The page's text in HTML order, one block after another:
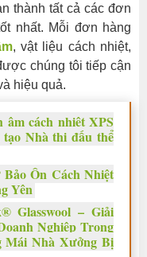
thành tất cả các đơn
nhất. Mỗi đơn hàng
, vật liệu cách nhiệt,
chúng tôi tiếp cận
hiệu quả.
âm cách nhiệt XPS
Nhà thi đấu thể
Ôn Cách Nhiệt
Yên
Glasswool – Giải
Nghiệp Trong
Mái Nhà Xưởng Bị